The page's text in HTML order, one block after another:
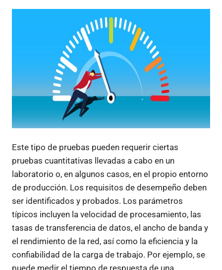
Este tipo de pruebas pueden requerir ciertas
pruebas cuantitativas llevadas a cabo en un
laboratorio o, en algunos casos, en el propio entorno
de producción. Los requisitos de desempeño deben
ser identificados y probados. Los parámetros
típicos incluyen la velocidad de procesamiento, las
tasas de transferencia de datos, el ancho de banda y
el rendimiento de la red, así como la eficiencia y la
confiabilidad de la carga de trabajo. Por ejemplo, se
puede medir el tiempo de respuesta de una